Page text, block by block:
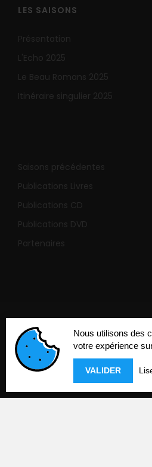
Nous utilisons des
votre expérience
VALIDER
LES SAISONS
Présentation
L'Echo 2025
Le Beau Romans 2025
Itinéraire singulier 2025
Saisons précédentes
Publications Livres
Publications CD
Publications DVD
Partenaires
Mentions légales-Politique de